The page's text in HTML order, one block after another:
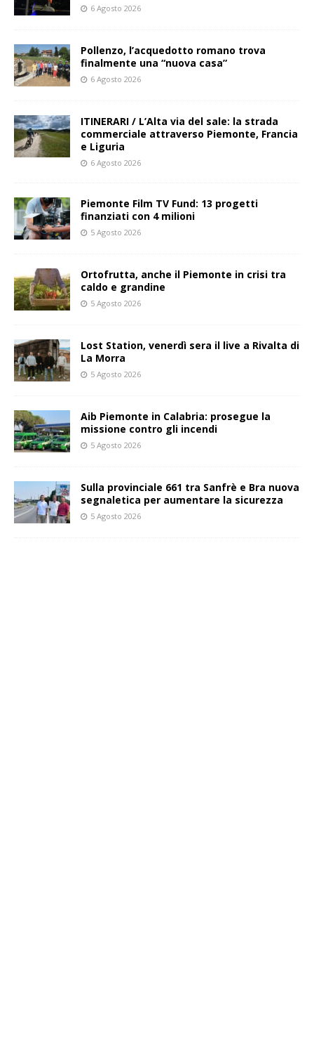
6 Agosto 2026
Pollenzo, l’acquedotto romano trova
finalmente una “nuova casa”
6 Agosto 2026
ITINERARI / L’Alta via del sale: la strada
commerciale attraverso Piemonte, Francia
e Liguria
6 Agosto 2026
Piemonte Film TV Fund: 13 progetti
finanziati con 4 milioni
5 Agosto 2026
Ortofrutta, anche il Piemonte in crisi tra
caldo e grandine
5 Agosto 2026
Lost Station, venerdì sera il live a Rivalta di
La Morra
5 Agosto 2026
Aib Piemonte in Calabria: prosegue la
missione contro gli incendi
5 Agosto 2026
Sulla provinciale 661 tra Sanfrè e Bra nuova
segnaletica per aumentare la sicurezza
5 Agosto 2026